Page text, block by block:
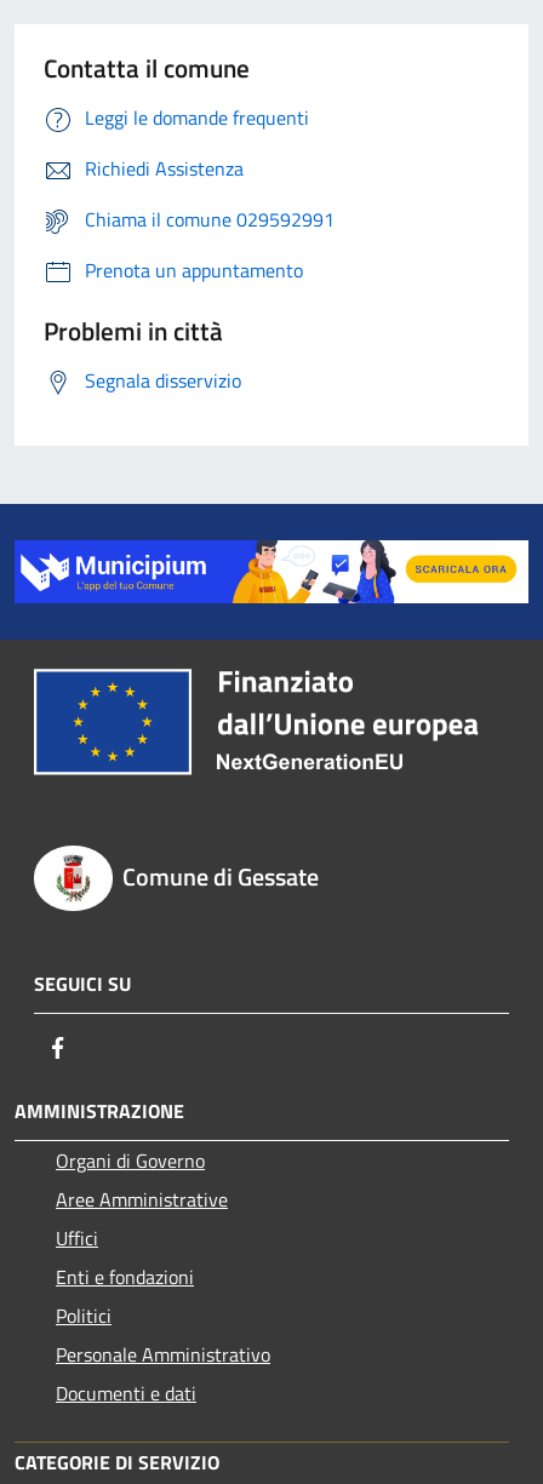
Contatta il comune
Leggi le domande frequenti
Richiedi Assistenza
Chiama il comune 029592991
Prenota un appuntamento
Problemi in città
Segnala disservizio
Comune di Gessate
SEGUICI SU
AMMINISTRAZIONE
Organi di Governo
Aree Amministrative
Uffici
Enti e fondazioni
Politici
Personale Amministrativo
Documenti e dati
CATEGORIE DI SERVIZIO